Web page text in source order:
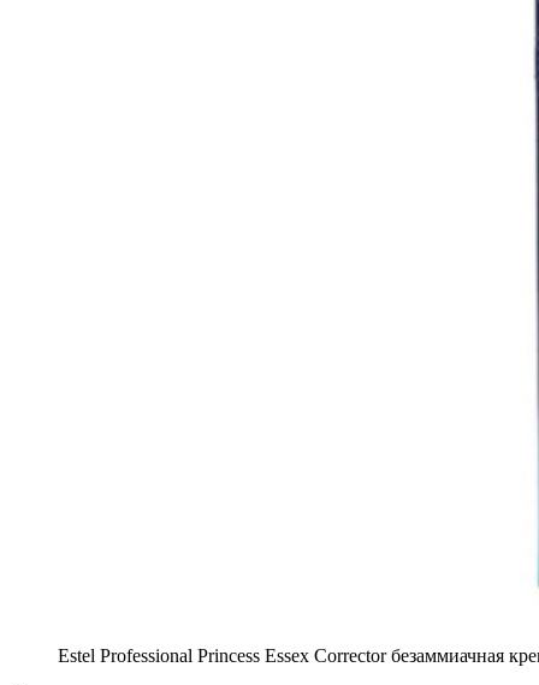
Estel Professional Princess Essex Corrector безаммиачная